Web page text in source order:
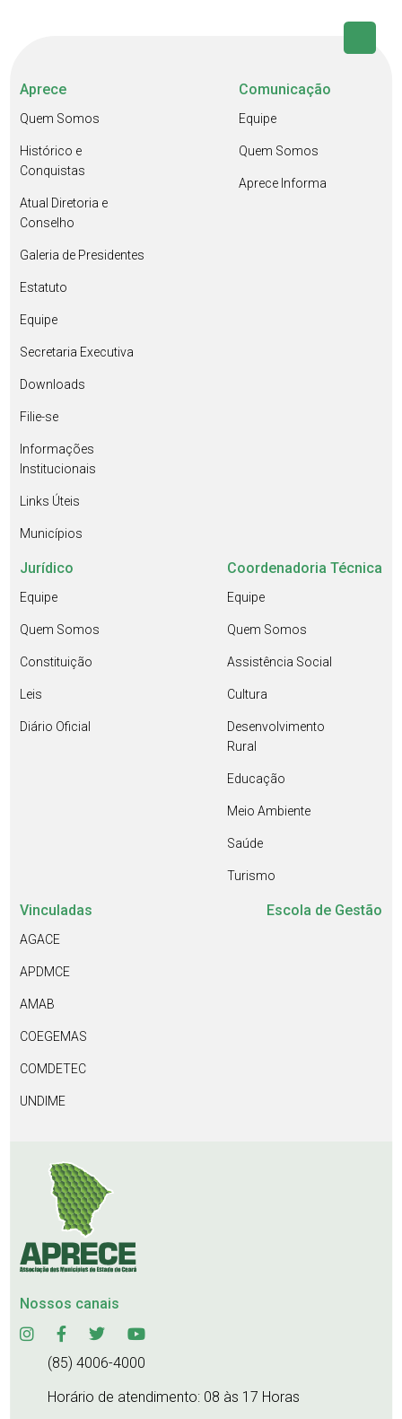
Aprece
Quem Somos
Histórico e
Conquistas
Atual Diretoria e
Conselho
Galeria de Presidentes
Estatuto
Equipe
Secretaria Executiva
Downloads
Filie-se
Informações
Institucionais
Links Úteis
Municípios
Comunicação
Equipe
Quem Somos
Aprece Informa
Jurídico
Equipe
Quem Somos
Constituição
Leis
Diário Oficial
Coordenadoria Técnica
Equipe
Quem Somos
Assistência Social
Cultura
Desenvolvimento
Rural
Educação
Meio Ambiente
Saúde
Turismo
Vinculadas
AGACE
APDMCE
AMAB
COEGEMAS
COMDETEC
UNDIME
Escola de Gestão
Nossos canais
(85) 4006-4000
Horário de atendimento: 08 às 17 Horas